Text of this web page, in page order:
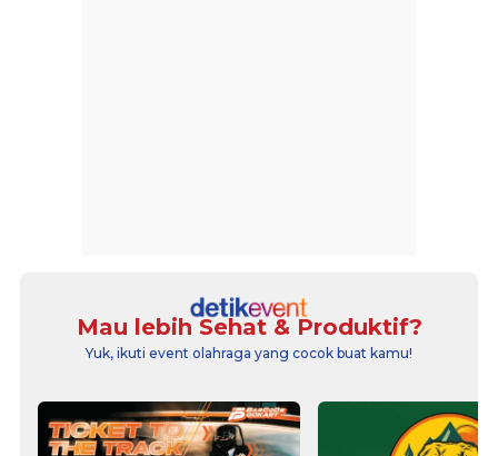
Mau lebih Sehat & Produktif?
Yuk, ikuti event olahraga yang cocok buat kamu!